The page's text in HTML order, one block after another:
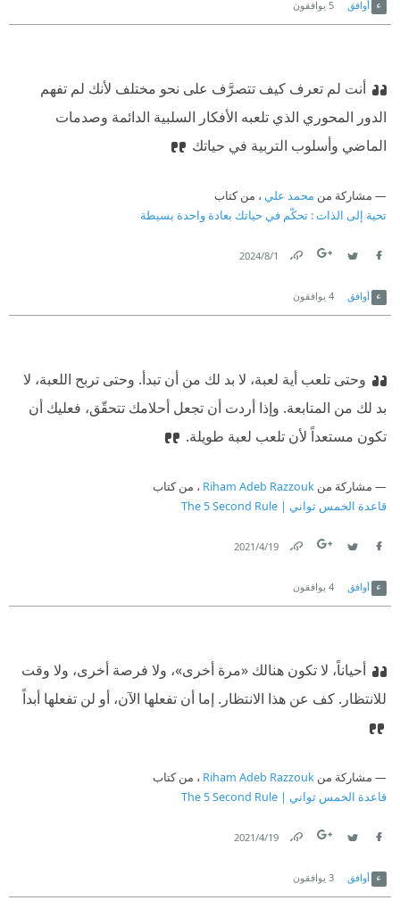
أوافق 5 يوافقون
أنت لم تعرف كيف تتصرَّف على نحو مختلف لأنك لم تفهم
الدور المحوري الذي تلعبه الأفكار السلبية الدائمة وصدمات
الماضي وأسلوب التربية في حياتك
مشاركة من محمد علي ، من كتاب
تحية إلى الذات : تحكّم في حياتك بعادة واحدة بسيطة
1‏/8‏/2024
أوافق 4 يوافقون
وحتى تلعب أية لعبة، لا بد لك من أن تبدأ. وحتى تربح اللعبة، لا
بد لك من المتابعة. وإذا أردت أن تجعل أحلامك تتحقّق، فعليك أن
تكون مستعداً لأن تلعب لعبة طويلة.
مشاركة من Riham Adeb Razzouk ، من كتاب
قاعدة الخمس ثواني | The 5 Second Rule
19‏/4‏/2021
أوافق 4 يوافقون
أحياناً، لا تكون هنالك «مرة أخرى»، ولا فرصة أخرى، ولا وقت
للانتظار. كف عن هذا الانتظار. إما أن تفعلها الآن، أو لن تفعلها أبداً
مشاركة من Riham Adeb Razzouk ، من كتاب
قاعدة الخمس ثواني | The 5 Second Rule
19‏/4‏/2021
أوافق 3 يوافقون